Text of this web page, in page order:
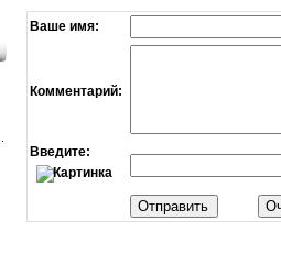
Ваше имя:
Комментарий:
Введите: